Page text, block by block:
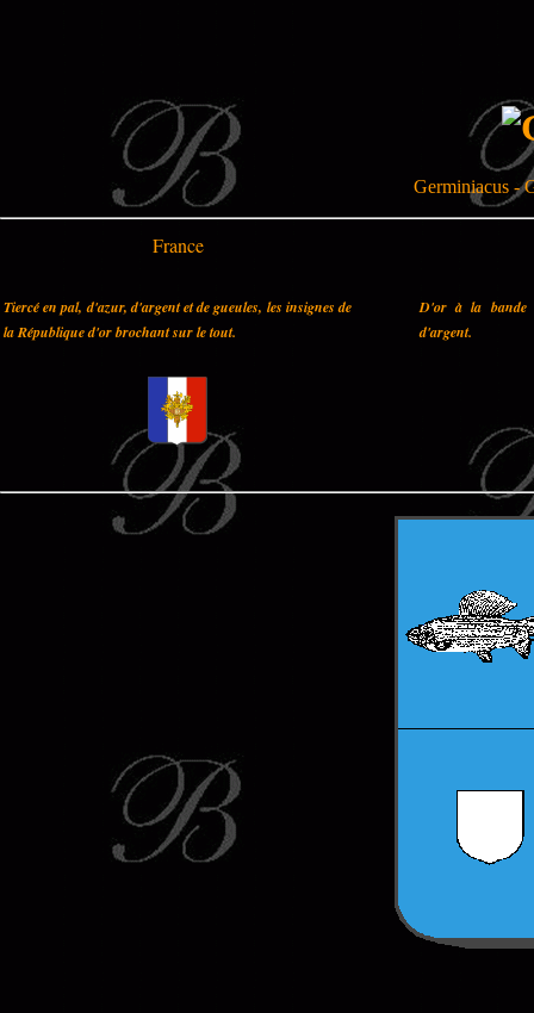
Germiniacus -
France
Tiercé en pal, d'azur, d'argent et de gueules, les insignes de
la République d'or brochant sur le tout.
D'or à la bande
d'argent.